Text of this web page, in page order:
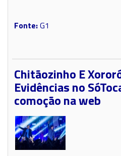
Fonte:G1
Chitãozinho E
Evidências no
comoção na web